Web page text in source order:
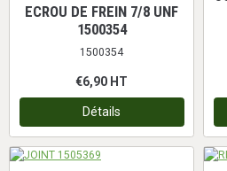
ECROU DE FREIN 7/8 UNF
1500354
1500354
€6,90 HT
Détails